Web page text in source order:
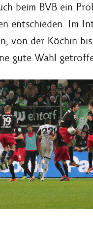
beim BVB ein
entschieden. Im
von der Köchin
gute Wahl